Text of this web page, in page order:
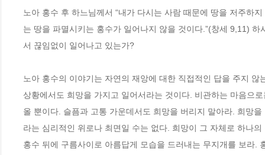
노아 홍수 후 하느님께서 “내가 다시는 사람 때문에 땅을 저주하
는 땅을 파멸시키는 홍수가 일어나지 않을 것이다.”(창세 9,11)
서 끊임없이 일어나고 있는가?
노아 홍수의 이야기는 자연의 재앙에 대한 직접적인 답을 주지
상황에서도 희망을 가지고 일어서라는 것이다. 비관하는 마음으
올 뿐이다. 슬픔과 고통 가운데서도 희망을 버리지 말아라. 희망
라는 심리적인 위로나 최면일 수는 없다. 희망이 그 자체로 하나
홍수 뒤에 구름사이로 아름답게 모습을 드러내는 무지개를 보라.